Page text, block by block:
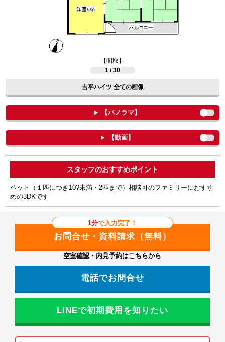
【間取】
1 / 30
吉平ハイツ 全ての画像
【パノラマ】
【動画】
ポイント
ペット（１匹につき10?未満・2匹まで）相談可のファミリーにおすす
めの3DKです
1分で入力完了！
空室確認・内見予約はこちらから
電話でお問合せ
LINEで初期費用を知りたい